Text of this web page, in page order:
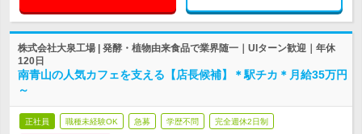
株式会社大泉工場 | 発酵・植物由来食品で業界随一｜UIターン歓迎｜年休
120日
南青山の人気カフェを支える【店長候補】＊駅チカ＊月給35万円
～
正社員 職種未経験OK 急募 学歴不問 完全週休2日制